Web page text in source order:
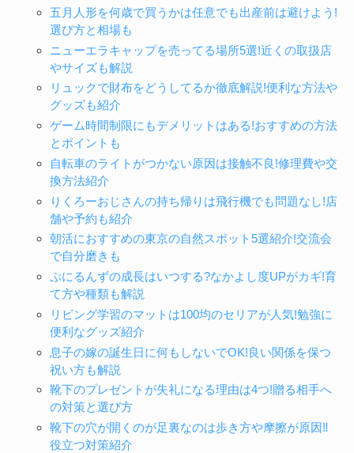
五月人形を何歳で買うかは任意でも出産前は避けよう!
選び方と相場も
ニューエラキャップを売ってる場所5選!近くの取扱店
やサイズも解説
リュックで財布をどうしてるか徹底解説!便利な方法や
グッズも紹介
ゲーム時間制限にもデメリットはある!おすすめの方法
とポイントも
自転車のライトがつかない原因は接触不良!修理費や交
換方法紹介
りくろーおじさんの持ち帰りは飛行機でも問題なし!店
舗や予約も紹介
朝活におすすめの東京の自然スポット5選紹介!交流会
で自分磨きも
ぷにるんずの成長はいつする?なかよし度UPがカギ!育
て方や種類も解説
リビング学習のマットは100均のセリアが人気!勉強に
便利なグッズ紹介
息子の嫁の誕生日に何もしないでOK!良い関係を保つ
祝い方も解説
靴下のプレゼントが失礼になる理由は4つ!贈る相手へ
の対策と選び方
靴下の穴が開くのが足裏なのは歩き方や摩擦が原因‼︎
役立つ対策紹介